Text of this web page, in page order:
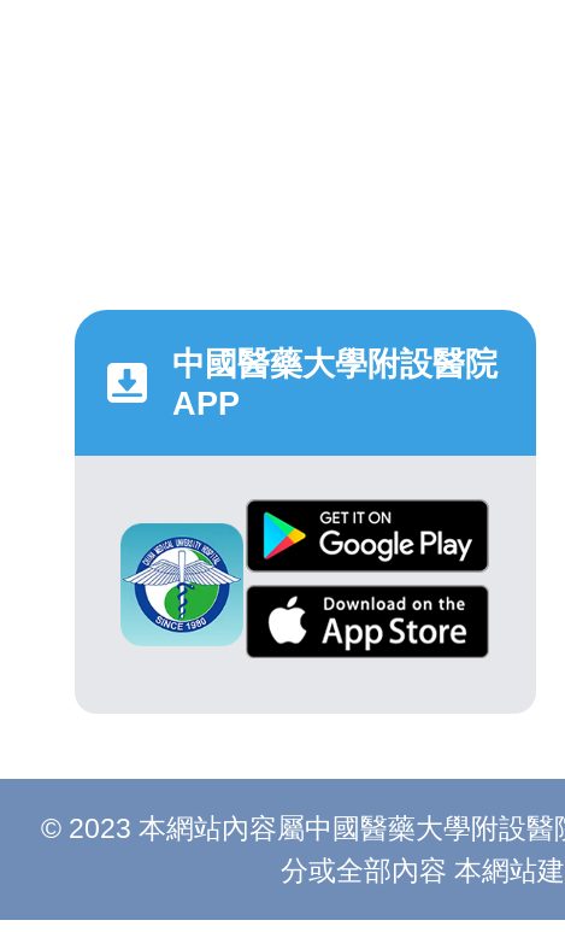
中國醫藥大學附設醫院
APP
© 2023 本網站內容屬中國醫藥大學附設
分或全部內容 本網站